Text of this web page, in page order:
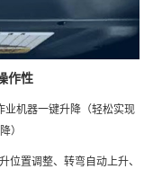
作性
业机器一键升降（轻松实现
）
位置调整、转弯自动上升、